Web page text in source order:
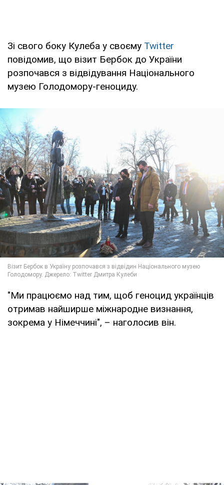
Зі свого боку Кулеба у своєму Twitter
повідомив, що візит Бербок до України
розпочався з відвідування Національного
музею Голодомору-геноциду.
"Ми працюємо над тим, щоб геноцид українців
отримав найширше міжнародне визнання,
зокрема у Німеччині", – наголосив він.